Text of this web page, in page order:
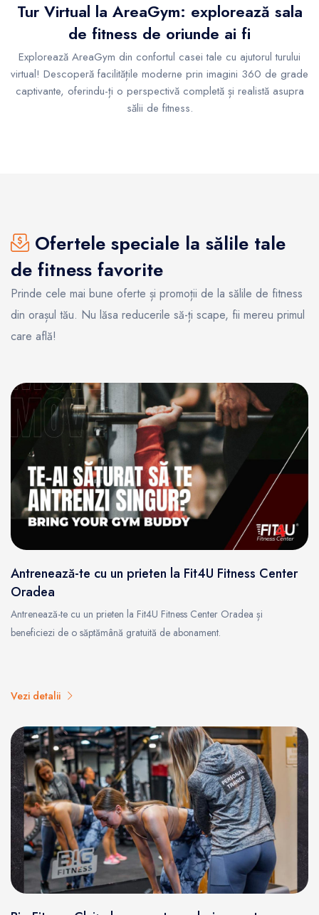
Tur Virtual la AreaGym: explorează sala
de fitness de oriunde ai fi
Explorează AreaGym din confortul casei tale cu ajutorul turului
virtual! Descoperă facilitățile moderne prin imagini 360 de grade
captivante, oferindu-ți o perspectivă completă și realistă asupra
sălii de fitness.
Ofertele speciale la sălile tale
de fitness favorite
Prinde cele mai bune oferte și promoții de la sălile de fitness
din orașul tău. Nu lăsa reducerile să-ți scape, fii mereu primul
care află!
Antrenează-te cu un prieten la Fit4U Fitness Center
Oradea
Antrenează-te cu un prieten la Fit4U Fitness Center Oradea și
beneficiezi de o săptămână gratuită de abonament.
Vezi detalii